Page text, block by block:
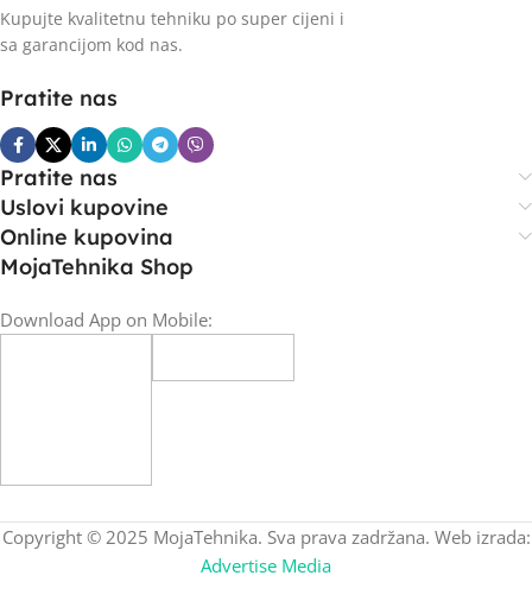
Kupujte kvalitetnu tehniku po super cijeni i
sa garancijom kod nas.
Pratite nas
Pratite nas
Uslovi kupovine
Online kupovina
MojaTehnika Shop
Download App on Mobile:
Copyright © 2025 MojaTehnika. Sva prava zadržana. Web izrada:
Advertise Media